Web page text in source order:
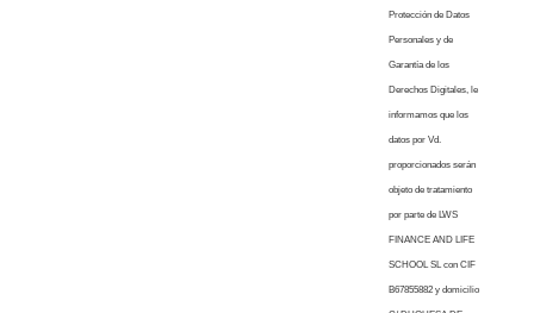
Protección de Datos
Personales y de
Garantía de los
Derechos Digitales, le
informamos que los
datos por Vd.
proporcionados serán
objeto de tratamiento
por parte de LWS
FINANCE AND LIFE
SCHOOL SL con CIF
B67855882 y domicilio